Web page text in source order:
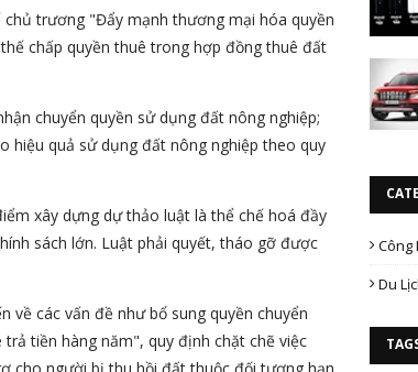
trương "Đẩy mạnh thương mại hóa quyền
chấp quyền thuê trong hợp đồng thuê đất
chuyển quyền sử dụng đất nông nghiệp;
hiệu quả sử dụng đất nông nghiệp theo quy
xây dựng dự thảo luật là thể chế hoá đầy
sách lớn. Luật phải quyết, tháo gỡ được
về các vấn đề như bổ sung quyền chuyển
tiền hàng năm", quy định chặt chẽ việc
Công
Du